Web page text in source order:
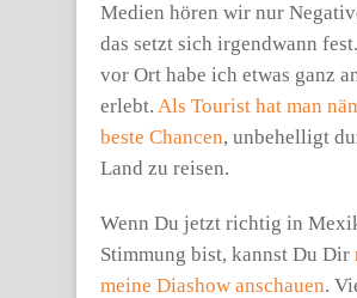
Medien hören wir nur
das setzt sich irgendwann
vor Ort habe ich etwas ganz
erlebt. Als Tourist hat man
beste Chancen, unbehelligt
Land zu reisen.
Wenn Du jetzt richtig in
Stimmung bist, kannst Du Dir
meine Diashow anschauen.